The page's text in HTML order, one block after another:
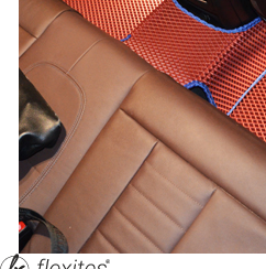
браузером.
и т.д. Если
согласие на
Положении
+7 (351) 277